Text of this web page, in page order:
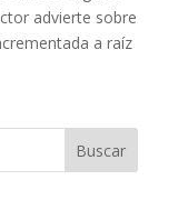
advierte sobre
a raíz